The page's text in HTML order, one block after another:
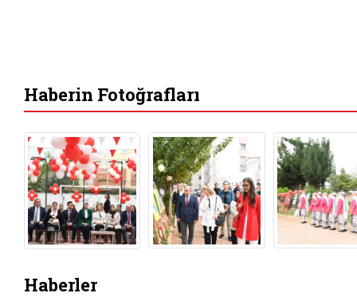
Haberin Fotoğrafları
Haberler